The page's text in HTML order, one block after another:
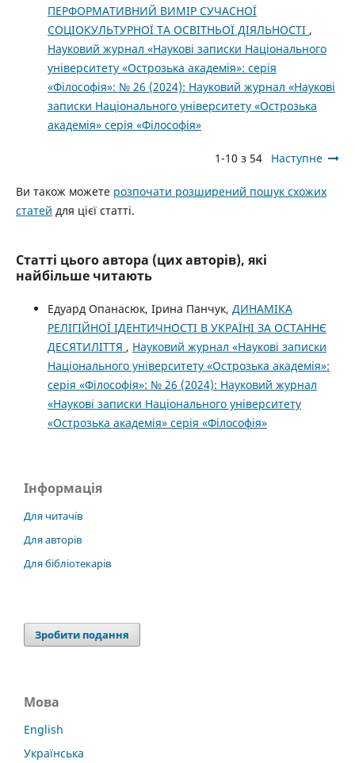
ПЕРФОРМАТИВНИЙ ВИМІР СУЧАСНОЇ
СОЦІОКУЛЬТУРНОЇ ТА ОСВІТНЬОЇ ДІЯЛЬНОСТІ ,
Науковий журнал «Наукові записки Національного
університету «Острозька академія»: серія
«Філософія»: № 26 (2024): Науковий журнал «Наукові
записки Національного університету «Острозька
академія» серія «Філософія»
1-10 з 54 Наступне
Ви також можете розпочати розширений пошук схожих
статей для цієї статті.
Статті цього автора (цих авторів), які
найбільше читають
Едуард Опанасюк, Ірина Панчук, ДИНАМІКА
РЕЛІГІЙНОЇ ІДЕНТИЧНОСТІ В УКРАЇНІ ЗА ОСТАННЄ
ДЕСЯТИЛІТТЯ , Науковий журнал «Наукові записки
Національного університету «Острозька академія»:
серія «Філософія»: № 26 (2024): Науковий журнал
«Наукові записки Національного університету
«Острозька академія» серія «Філософія»
Інформація
Для читачів
Для авторів
Для бібліотекарів
Зробити подання
Мова
English
Українська